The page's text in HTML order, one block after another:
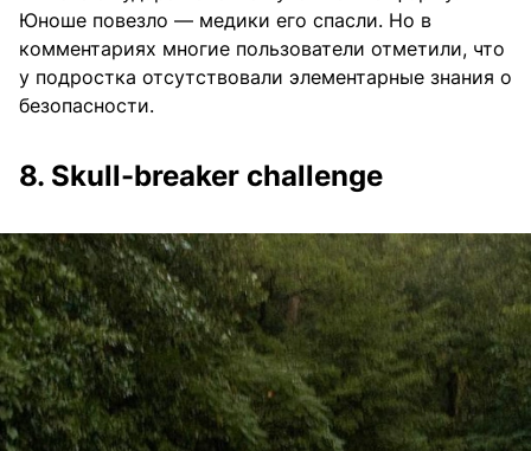
Юноше повезло — медики его спасли. Но в
комментариях многие пользователи отметили, что
у подростка отсутствовали элементарные знания о
безопасности.
8. Skull-breaker challenge